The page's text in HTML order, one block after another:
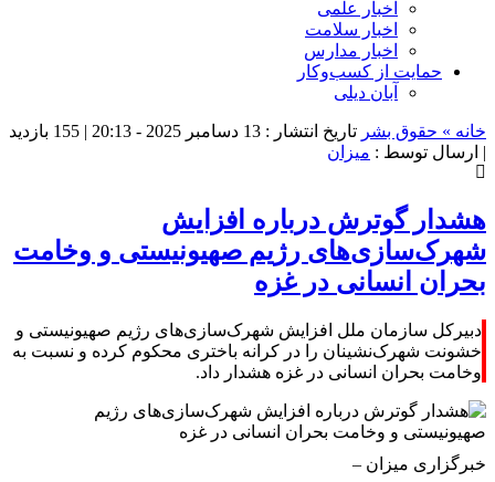
اخبار علمی
اخبار سلامت
اخبار مدارس
حمایت از کسب‌وکار
آبان دیلی
خانه » حقوق بشر تاریخ انتشار : 13 دسامبر 2025 - 20:13 |
155 بازدید
| ارسال توسط : میزان
هشدار گوترش درباره افزایش
شهرک‌سازی‌های رژیم صهیونیستی و وخامت
بحران انسانی در غزه
دبیرکل سازمان ملل افزایش شهرک‌سازی‌های رژیم صهیونیستی و
خشونت شهرک‌نشینان را در کرانه باختری محکوم کرده و نسبت به
وخامت بحران انسانی در غزه هشدار داد.
خبرگزاری میزان –